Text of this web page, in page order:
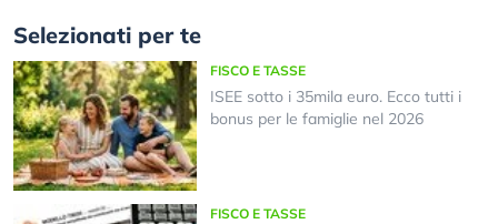
Selezionati per te
FISCO E TASSE
ISEE sotto i 35mila euro. Ecco tutti i
bonus per le famiglie nel 2026
FISCO E TASSE